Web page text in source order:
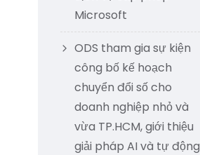
Microsoft
ODS tham gia sự kiện
công bố kế hoạch
chuyển đổi số cho
doanh nghiệp nhỏ và
vừa TP.HCM, giới thiệu
giải pháp AI và tự động